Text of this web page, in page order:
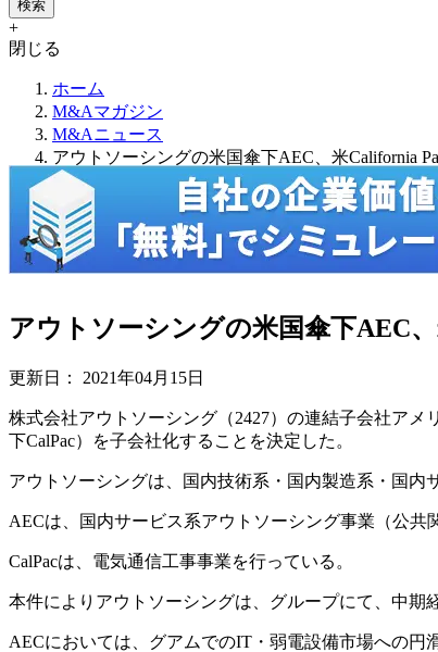
+
閉じる
ホーム
M&Aマガジン
M&Aニュース
アウトソーシングの米国傘下AEC、米California
アウトソーシングの米国傘下AEC
更新日： 2021年04月15日
株式会社アウトソーシング（2427）の連結子会社アメ
下CalPac）を子会社化することを決定した。
アウトソーシングは、国内技術系・国内製造系・国内
AECは、国内サービス系アウトソーシング事業（公共
CalPacは、電気通信工事事業を行っている。
本件によりアウトソーシングは、グループにて、中
AECにおいては、グアムでのIT・弱電設備市場への